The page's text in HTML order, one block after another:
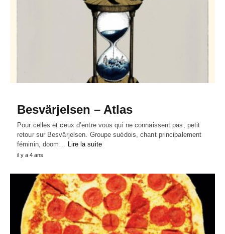
Besvärjelsen – Atlas
Pour celles et ceux d’entre vous qui ne connaissent pas, petit
retour sur Besvärjelsen. Groupe suédois, chant principalement
féminin, doom… Lire la suite
il y a 4 ans